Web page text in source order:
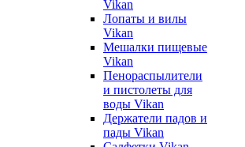
Vikan
Лопаты и вилы
Vikan
Мешалки пищевые
Vikan
Пенораспылители
и пистолеты для
воды Vikan
Держатели падов и
пады Vikan